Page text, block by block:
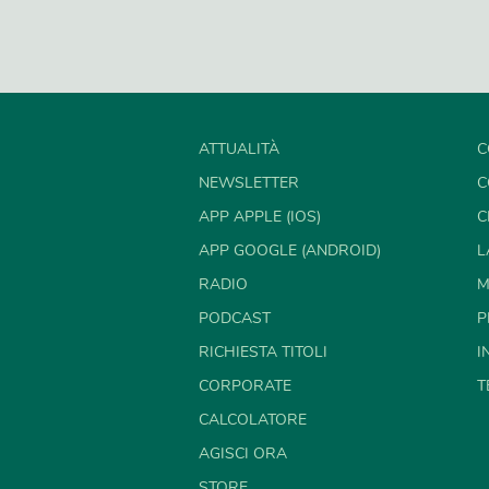
ATTUALITÀ
NEWSLETTER
APP APPLE (IOS)
APP GOOGLE (ANDROID)
RADIO
PODCAST
RICHIESTA TITOLI
CORPORATE
CALCOLATORE
AGISCI ORA